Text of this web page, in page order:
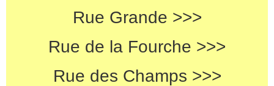
Rue Grande >>>
Rue de la Fourche >>>
Rue des Champs >>>